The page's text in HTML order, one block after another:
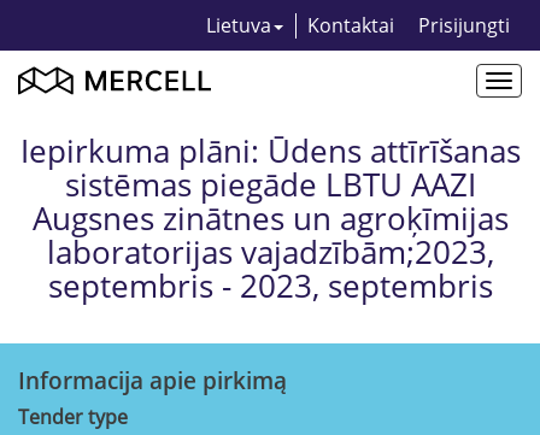
Lietuva Kontaktai Prisijungti
Iepirkuma plāni: Ūdens attīrīšanas
sistēmas piegāde LBTU AAZI
Augsnes zinātnes un agroķīmijas
laboratorijas vajadzībām;2023,
septembris - 2023, septembris
Informacija apie pirkimą
Tender type